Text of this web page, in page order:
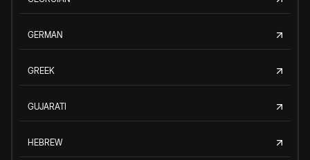
GERMAN
GREEK
GUJARATI
HEBREW